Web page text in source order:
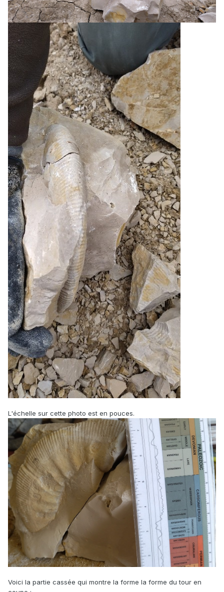
L'échelle sur cette photo est en pouces.
Voici la partie cassée qui montre la forme la forme du tour en